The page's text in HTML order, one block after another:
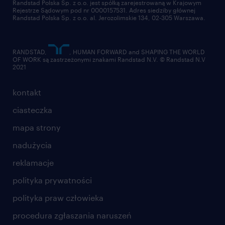
kontakt
ciasteczka
mapa strony
nadużycia
reklamacje
polityka prywatności
polityka praw człowieka
procedura zgłaszania naruszeń
Randstad Polska Sp. z o.o. jest spółką zarejestrowaną w Krajowym
Rejestrze Sądowym pod nr 0000157531. Adres siedziby głównej
Randstad Polska Sp. z o.o. al. Jerozolimskie 134, 02-305 Warszawa.
RANDSTAD,
, HUMAN FORWARD and SHAPING THE WORLD
OF WORK są zastrzeżonymi znakami Randstad N.V. © Randstad N.V
2021